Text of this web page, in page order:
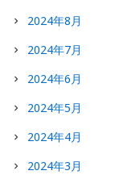
2024年8月
2024年7月
2024年6月
2024年5月
2024年4月
2024年3月